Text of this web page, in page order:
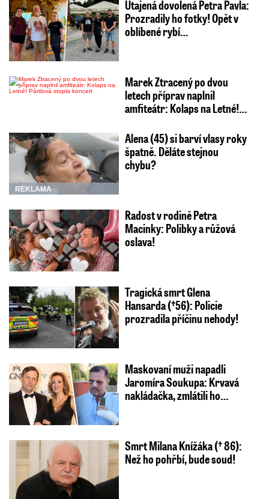
Utajená dovolená Petra Pavla:
Prozradily ho fotky! Opět v
oblíbené rybí…
Marek Ztracený po dvou
letech příprav naplnil
amfiteátr: Kolaps na Letné!…
REKLAMA
Alena (45) si barví vlasy roky
špatně. Děláte stejnou
chybu?
Radost v rodině Petra
Macinky: Polibky a růžová
oslava!
Tragická smrt Glena
Hansarda (†56): Policie
prozradila příčinu nehody!
Maskovaní muži napadli
Jaromíra Soukupa: Krvavá
nakládačka, zmlátili ho…
Smrt Milana Knížáka († 86):
Než ho pohřbí, bude soud!